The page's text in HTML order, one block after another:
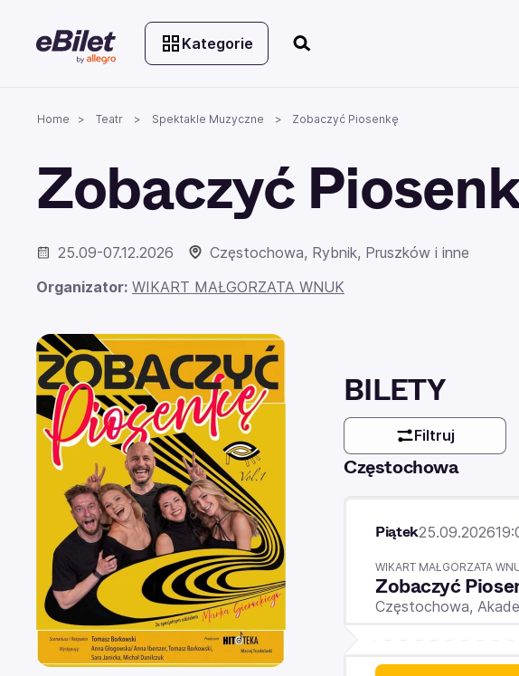
Kategorie
Home Teatr Spektakle Muzyczne Zobaczyć Piosenkę
Zobaczyć
25.09-07.12.2026
Częstochowa, Rybnik, Pruszków i inne
Organizator: WIKART MAŁGORZATA WNUK
BILETY
Filtruj
Częstochowa
Piątek25.09.2026
WIKART MAŁGORZATA
Zobaczyć
Częstochowa,